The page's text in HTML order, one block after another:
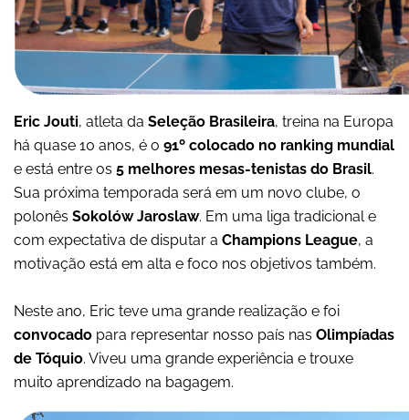
Eric Jouti, atleta da Seleção Brasileira, treina na Europa
há quase 10 anos, é o 91º colocado no ranking mundial
e está entre os 5 melhores mesas-tenistas do Brasil.
Sua próxima temporada será em um novo clube, o
polonês Sokolów Jaroslaw. Em uma liga tradicional e
com expectativa de disputar a Champions League, a
motivação está em alta e foco nos objetivos também.
Neste ano, Eric teve uma grande realização e foi
convocado para representar nosso país nas Olimpíadas
de Tóquio. Viveu uma grande experiência e trouxe
muito aprendizado na bagagem.